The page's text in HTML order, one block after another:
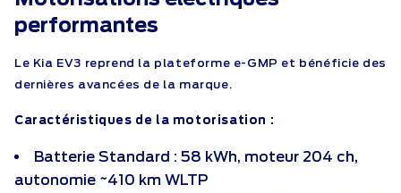
performantes
Le Kia EV3 reprend la plateforme e-GMP et bénéficie des
dernières avancées de la marque.
Caractéristiques de la motorisation :
Batterie Standard : 58 kWh, moteur 204 ch,
autonomie ~410 km WLTP